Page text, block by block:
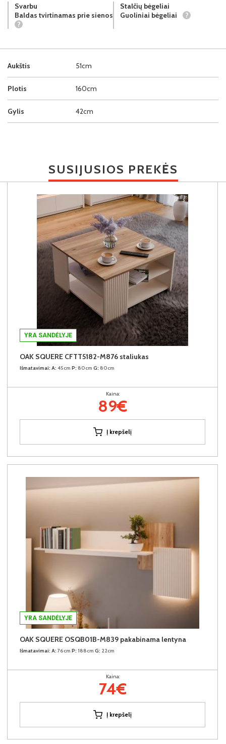
Aukštis 51cm
Plotis 160cm
Gylis 42cm
Svarbu
Baldas tvirtinamas prie sienos
?
Stalčių bėgeliai
Guoliniai bėgeliai
?
SUSIJUSIOS PREKĖS
YRA SANDĖLYJE
OAK SQUERE CFTT5182-M876 staliukas
Išmatavimai: A: 45cm P: 80cm G: 80cm
Kaina:
89€
Į krepšelį
YRA SANDĖLYJE
OAK SQUERE OSQB01B-M839 pakabinama lentyna
Išmatavimai: A: 76cm P: 188cm G: 22cm
Kaina:
74€
Į krepšelį